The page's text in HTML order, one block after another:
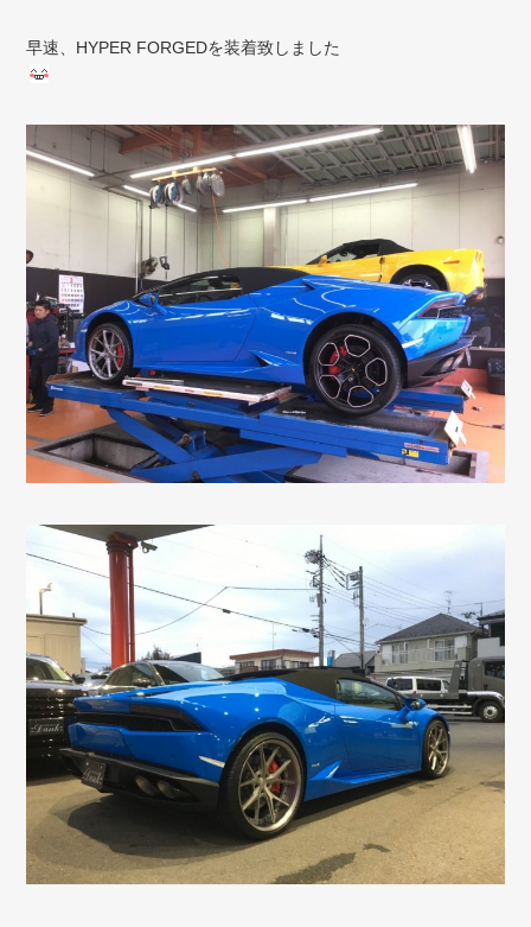
早速、HYPER FORGEDを装着致しました